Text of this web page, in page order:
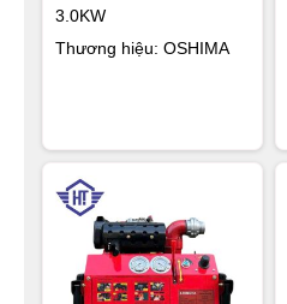
3.0KW
Thương hiệu: OSHIMA